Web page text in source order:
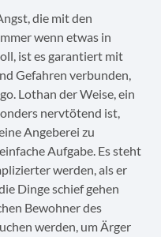
die mit den
wenn etwas in
ist es garantiert mit
Gefahren verbunden,
Lothan der Weise, ein
nervtötend ist,
Angeberei zu
Aufgabe. Es steht
werden, als er
Dinge schief gehen
Bewohner des
werden, um Ärger